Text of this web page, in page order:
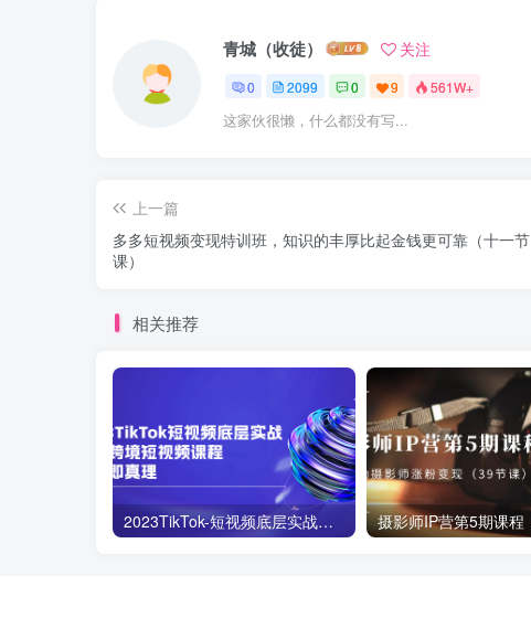
青城（收徒） 关注
0 2099 0 9 561W+
这家伙很懒，什么都没有写...
上一篇
多多短视频变现特训班，知识的丰厚比起金钱更可靠（十一节
课）
相关推荐
2023TikTok-短视频底层实战，海外跨境短视频课程